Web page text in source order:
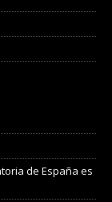
de España es